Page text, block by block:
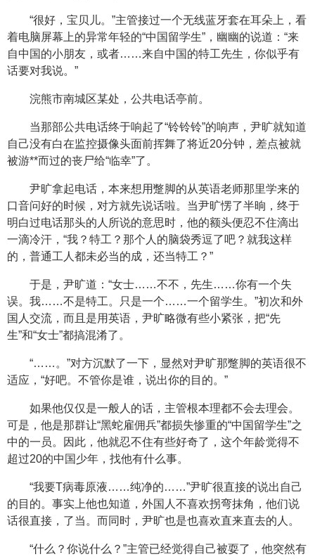
“很好，宝贝儿。”主管接过一个无线蓝牙套在耳朵上，看
着电脑屏幕上的异常年轻的“中国留学生”，幽幽的说道：“来
自中国的小朋友，或者……来自中国的特工先生，你似乎有
话要对我说。”
浣熊市南城区某处，公共电话亭前。
当那部公共电话终于响起了“铃铃铃”的响声，尹旷就知道
自己没有白在监控摄像头面前挥舞了将近20分钟，差点被就
被游**而过的丧尸给“临幸”了。
尹旷拿起电话，本来想用蹩脚的从英语老师那里学来的
口音问好的时候，对方就先说话啦。当尹旷愣了半晌，终于
明白过电话那头的人所说的意思时，他的额头便忍不住滴出
一滴冷汗，“我？特工？那个人的脑袋秀逗了吧？就我这样
的，普通工人都未必当的成，还当特工？”
于是，尹旷道：“女士……不不，先生……你有一个失
误。我……不是特工。只是一个……一个留学生。”初次和外
国人交流，而且是用英语，尹旷略微有些小紧张，把“先
生”和“女士”都搞混淆了。
“……。”对方沉默了一下，显然对尹旷那蹩脚的英语很不
适应，“好吧。不管你是谁，说出你的目的。”
如果他仅仅是一般人的话，主管根本理都不会去理会。
可是，他是那群让“黑蛇雇佣兵”都损失惨重的“中国留学生”之
中的一员。因此，他就忍不住有些好奇了，这个年龄觉得不
超过20的中国少年，找他有什么事。
“我要T病毒原液……纯净的……”尹旷很直接的说出自己
的目的。事实上他也知道，外国人不喜欢拐弯抹角，他们说
话很直接，了当。而同时，尹旷也是也喜欢直来直去的人。
“什么？你说什么？”主管已经觉得自己被耍了，他突然有